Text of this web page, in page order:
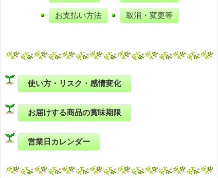
お支払い方法 取消・変更等
使い方・リスク・感情変化
お届けする商品の賞味期限
営業日カレンダー